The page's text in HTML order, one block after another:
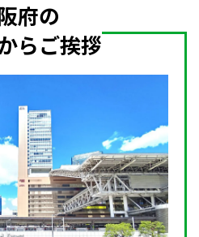
府の
らご挨拶